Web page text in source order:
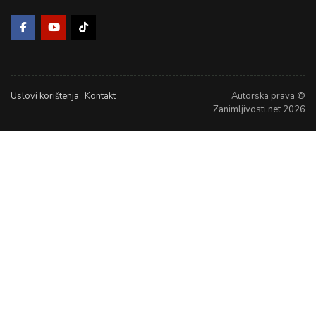
Uslovi korištenja Kontakt
Autorska prava ©
Zanimljivosti.net 2026